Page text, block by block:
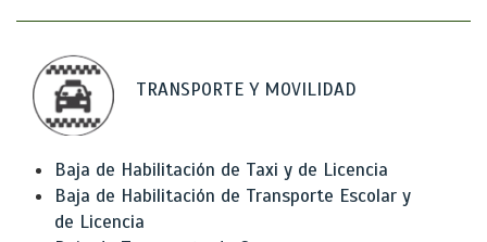
TRANSPORTE Y MOVILIDAD
Baja de Habilitación de Taxi y de Licencia
Baja de Habilitación de Transporte Escolar y
de Licencia